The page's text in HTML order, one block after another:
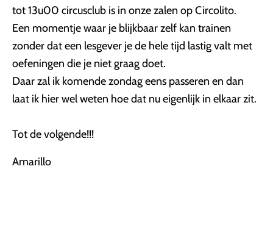
tot 13u00 circusclub is in onze zalen op Circolito.
Een momentje waar je blijkbaar zelf kan trainen
zonder dat een lesgever je de hele tijd lastig valt met
oefeningen die je niet graag doet.
Daar zal ik komende zondag eens passeren en dan
laat ik hier wel weten hoe dat nu eigenlijk in elkaar zit.
Tot de volgende!!!
Amarillo